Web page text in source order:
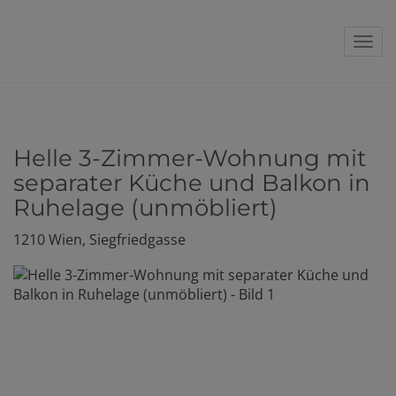
Helle 3-Zimmer-Wohnung mit
separater Küche und Balkon in
Ruhelage (unmöbliert)
1210 Wien, Siegfriedgasse